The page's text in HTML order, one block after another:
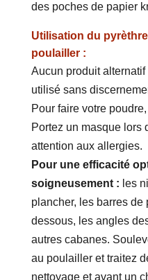
des poches de papier
Utilisation du
poulailler :
Aucun produit
utilisé sans
Pour faire votre
Portez un masque lors
attention aux allergies.
Pour une efficacité
soigneusement : les
plancher, les barres de
dessous, les angles
autres cabanes.
au poulailler et traitez
nettoyage et avant un